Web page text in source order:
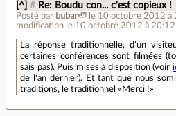
[^] # Re: Boudu con... c'est copieux !
Posté par bubar🦥 le 10 octobre 2012 à
modification le 10 octobre 2012 à 20:12.
La réponse traditionnelle, d'un
certaines conférences sont filmées
sais pas). Puis mises à disposition (voir
de l'an dernier). Et tant que nous
traditions, le traditionnel «Merci !»